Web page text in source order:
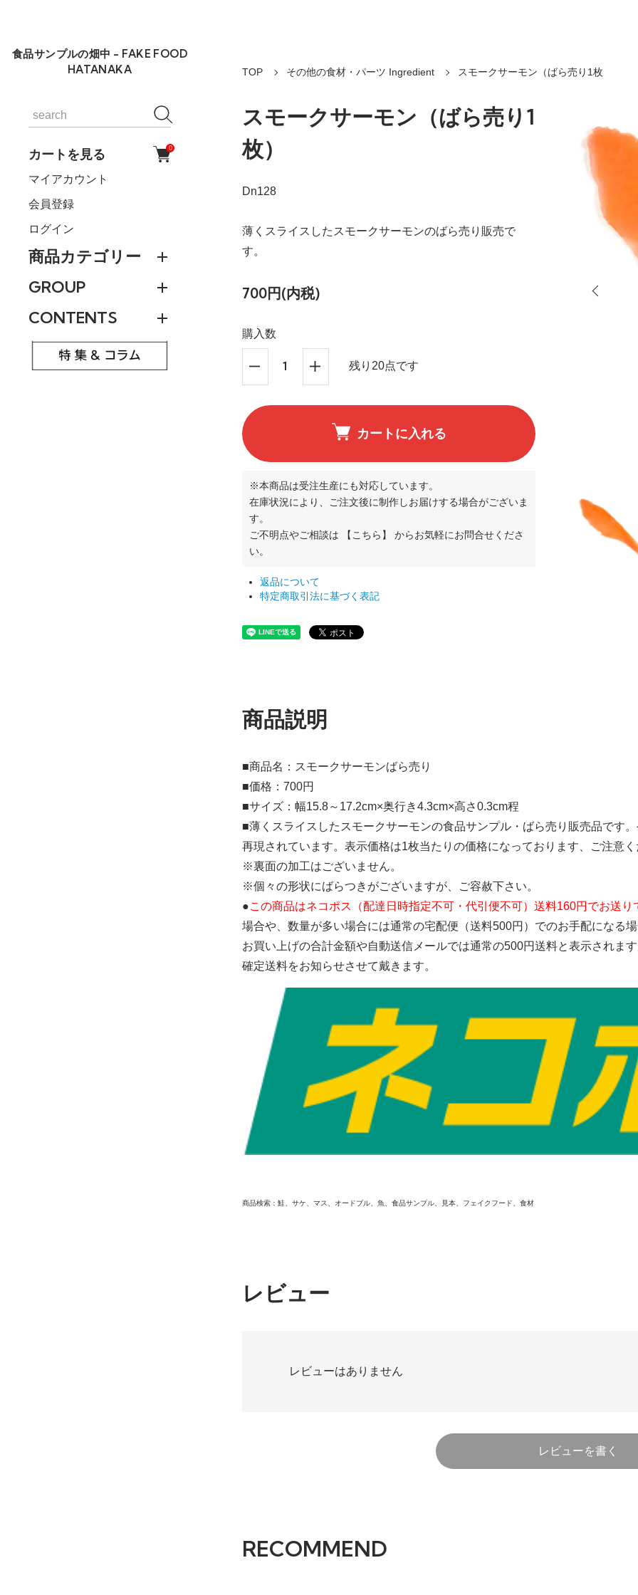
食品サンプルの畑中 - FAKE FOOD
HATANAKA
カートを見る 0
マイアカウント
会員登録
ログイン
商品カテゴリー
GROUP
CONTENTS
TOP その他の食材・パーツ Ingredient スモークサーモン（ばら売り1枚
スモークサーモン（ばら売り1
枚）
Dn128
薄くスライスしたスモークサーモンのばら売り販売で
す。
700円(内税)
購入数
残り20点です
カートに入れる
※本商品は受注生産にも対応しています。
在庫状況により、ご注文後に制作しお届けする場合がございま
す。
ご不明点やご相談は
【こちら】
からお気軽にお問合せくださ
い。
返品について
特定商取引法に基づく表記
商品説明
■商品名：スモークサーモンばら売り
■価格：700円
■サイズ：幅15.8～17.2cm×奥行き4.3cm×高さ0.3cm程
■薄くスライスしたスモークサーモンの食品サンプル・ばら売り販売品です
再現されています。表示価格は1枚当たりの価格になっております、ご注意
※裏面の加工はございません。
※個々の形状にばらつきがございますが、ご容赦下さい。
●この商品はネコポス（配達日時指定不可・代引便不可）送料160円でお送り
場合や、数量が多い場合には通常の宅配便（送料500円）でのお手配になる
お買い上げの合計金額や自動送信メールでは通常の500円送料と表示されま
確定送料をお知らせさせて戴きます。
商品検索：鮭、サケ、マス、オードブル、魚、食品サンプル、見本、フェイクフード、食材
レビュー
レビューはありません
レビューを書く
RECOMMEND